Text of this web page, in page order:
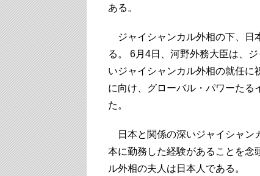
ある。
ジャイシャンカル外相の下、日
る。 6月4日、河野外務大臣は、
いジャイシャンカル外相の就任に
に向け、グローバル・パワーた
た。
日本と関係の深いジャイシャン
本に勤務した経験があることを念
ル外相の夫人は日本人である。